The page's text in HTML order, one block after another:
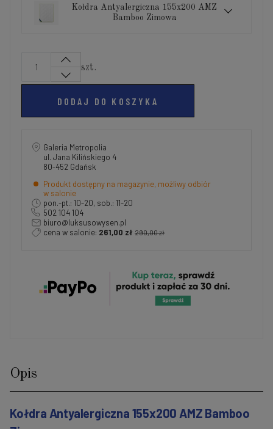
Kołdra Antyalergiczna 155x200 AMZ
Bamboo Zimowa
szt.
DODAJ DO KOSZYKA
Galeria Metropolia
ul. Jana Kilińskiego 4
80-452 Gdańsk
Produkt dostępny na magazynie, możliwy odbiór
w salonie
pon.-pt.: 10-20, sob.: 11-20
502 104 104
biuro@luksusowysen.pl
cena w salonie: 261,00 zł 290,00 zł
Opis
Kołdra Antyalergiczna 155x200 AMZ Bamboo